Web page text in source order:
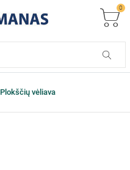
0
Plokščių vėliava